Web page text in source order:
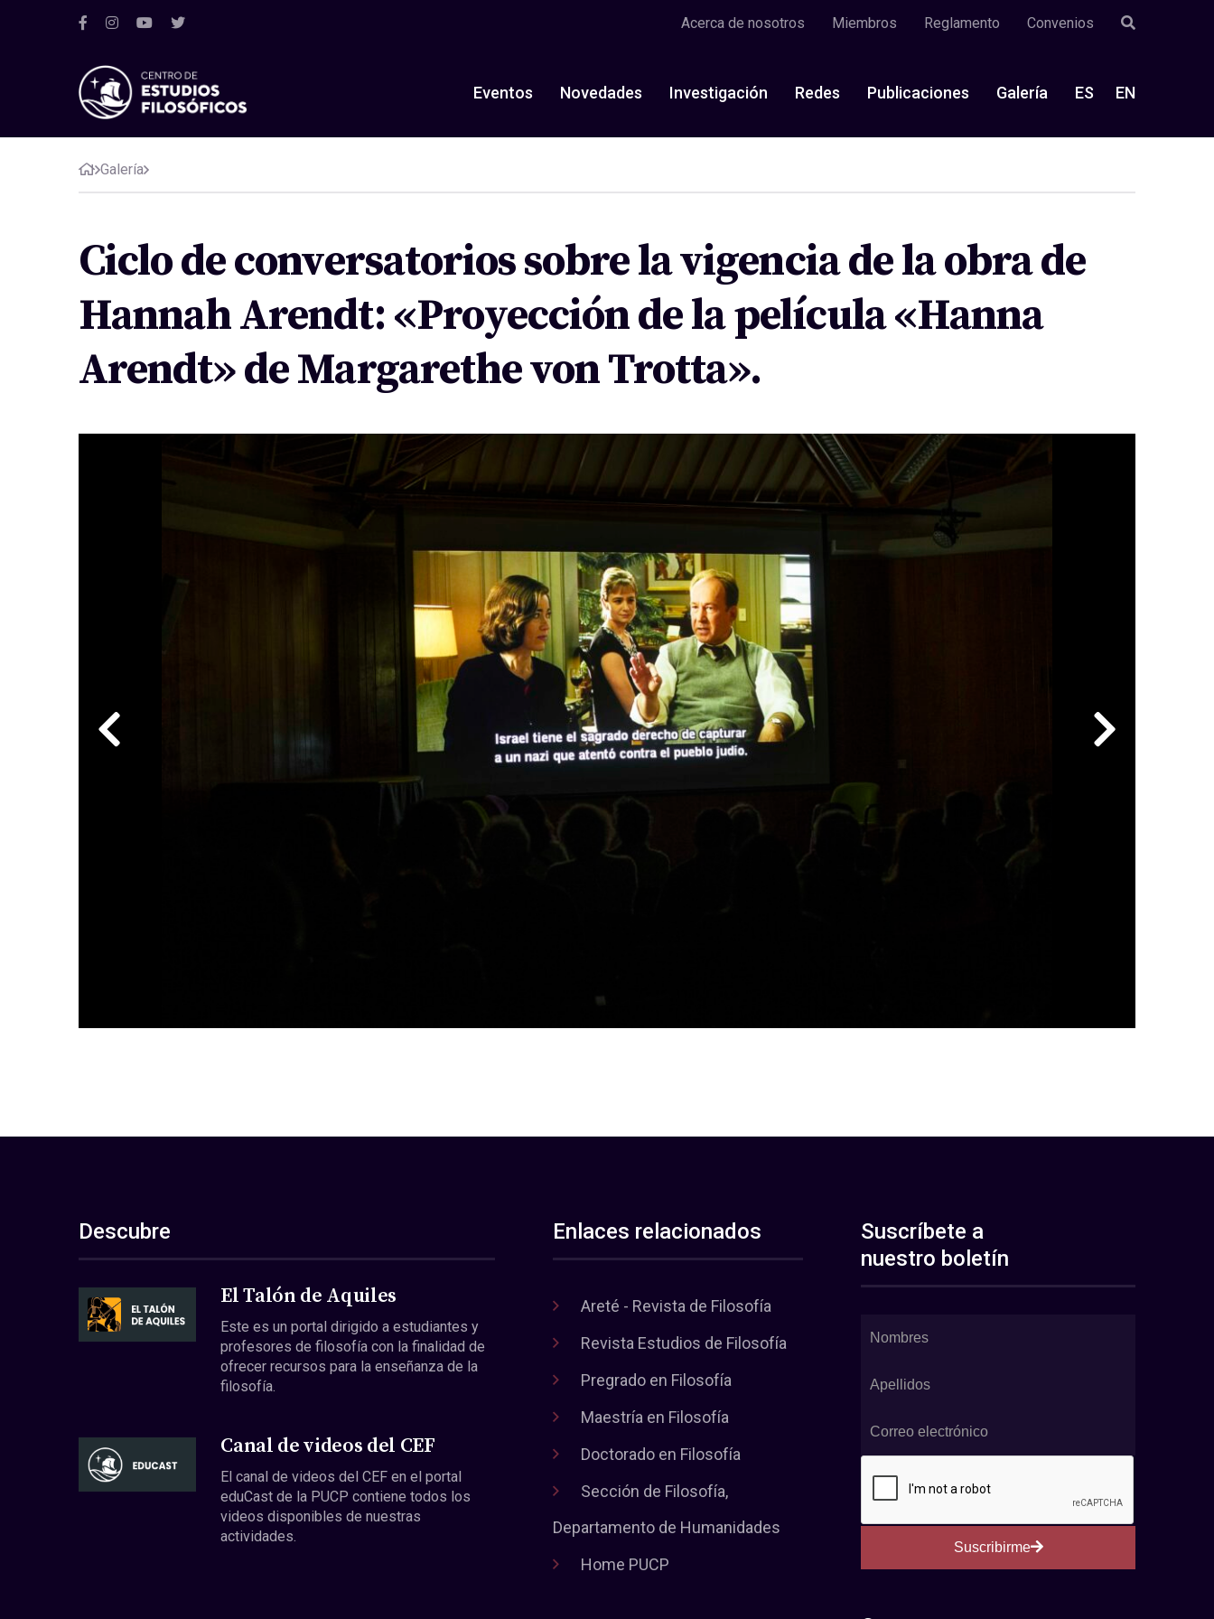
Acerca de nosotros Miembros Reglamento Convenios
Eventos Novedades Investigación Redes Publicaciones Galería ES EN
Galería
Ciclo de conversatorios sobre la vigencia de la obra de
Hannah Arendt: «Proyección de la película «Hanna
Arendt» de Margarethe von Trotta».
Descubre
El Talón de Aquiles
Este es un portal dirigido a estudiantes y
profesores de filosofía con la finalidad de
ofrecer recursos para la enseñanza de la
filosofía.
Canal de videos del CEF
El canal de videos del CEF en el portal
eduCast de la PUCP contiene todos los
videos disponibles de nuestras
actividades.
Enlaces relacionados
Areté - Revista de Filosofía
Revista Estudios de Filosofía
Pregrado en Filosofía
Maestría en Filosofía
Doctorado en Filosofía
Sección de Filosofía,
Departamento de Humanidades
Home PUCP
Suscríbete a
nuestro boletín
Suscribirme